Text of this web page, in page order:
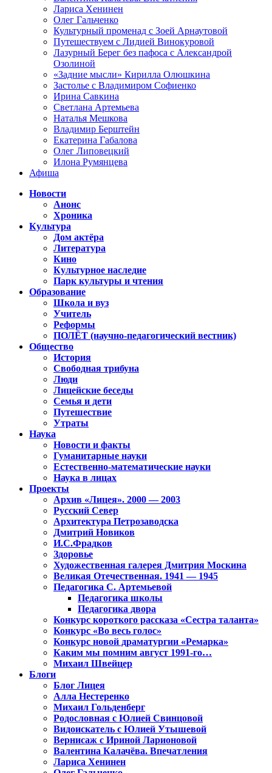
Лариса Хенинен
Олег Гальченко
Культурный променад с Зоей Арнаутовой
Путешествуем с Лидией Винокуровой
Лазурный Берег без пафоса с Александрой
Озолиной
«Задние мысли» Кирилла Олюшкина
Застолье с Владимиром Софиенко
Ирина Савкина
Светлана Артемьева
Наталья Мешкова
Владимир Берштейн
Екатерина Габалова
Олег Липовецкий
Илона Румянцева
Афиша
Новости
Анонс
Хроника
Культура
Дом актёра
Литература
Кино
Культурное наследие
Парк культуры и чтения
Образование
Школа и вуз
Учитель
Реформы
ПОЛЁТ (научно-педагогический вестник)
Общество
История
Свободная трибуна
Люди
Лицейские беседы
Семья и дети
Путешествие
Утраты
Наука
Новости и факты
Гуманитарные науки
Естественно-математические науки
Наука в лицах
Проекты
Архив «Лицея». 2000 — 2003
Русский Север
Архитектура Петрозаводска
Дмитрий Новиков
И.С.Фрадков
Здоровье
Художественная галерея Дмитрия Москина
Великая Отечественная. 1941 — 1945
Педагогика С. Артемьевой
Педагогика школы
Педагогика двора
Конкурс короткого рассказа «Сестра таланта»
Конкурс «Во весь голос»
Конкурс новой драматургии «Ремарка»
Каким мы помним август 1991-го…
Михаил Швейцер
Блоги
Блог Лицея
Алла Нестеренко
Михаил Гольденберг
Родословная с Юлией Свинцовой
Видоискатель с Юлией Утышевой
Вернисаж с Ириной Ларионовой
Валентина Калачёва. Впечатления
Лариса Хенинен